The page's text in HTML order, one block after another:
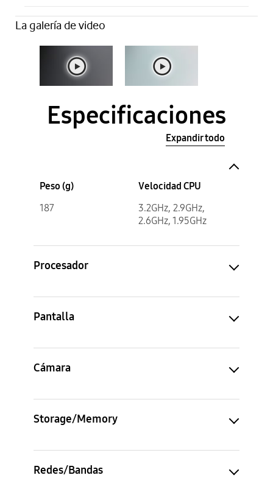
La galería de video
Especificaciones
Expandir todo
Peso (g)
187
Velocidad CPU
3.2GHz, 2.9GHz,
2.6GHz, 1.95GHz
Procesador
Pantalla
Cámara
Storage/Memory
Redes/Bandas